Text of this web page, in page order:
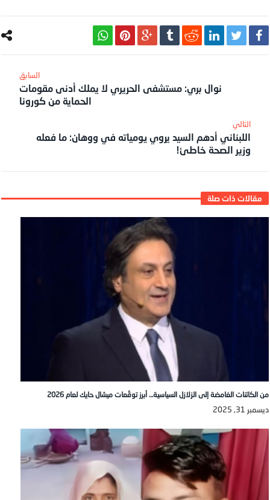
نوال بري: مستشفى الحريري لا يملك أدنى مقومات
الحماية من كورونا
‎التالي
اللبناني أدهم السيد يروي يومياته في ووهان: ما فعله
وزير الصحة خاطئ!
من الكائنات الغامضة إلى الزلازل السياسية… أبرز توقّعات ميشال حايك لعام 2026
ديسمبر 31, 2025